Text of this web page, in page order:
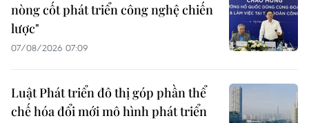
nòng cốt phát triển công nghệ chiến
lược"
07/08/2026 07:09
Luật Phát triển đô thị góp phần thể
chế hóa đổi mới mô hình phát triển